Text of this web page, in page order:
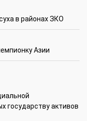
в районах ЗКО
Азии
государству активов